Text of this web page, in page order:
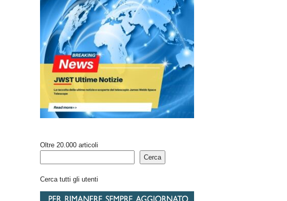
Oltre 20.000 articoli
Cerca
Cerca tutti gli utenti